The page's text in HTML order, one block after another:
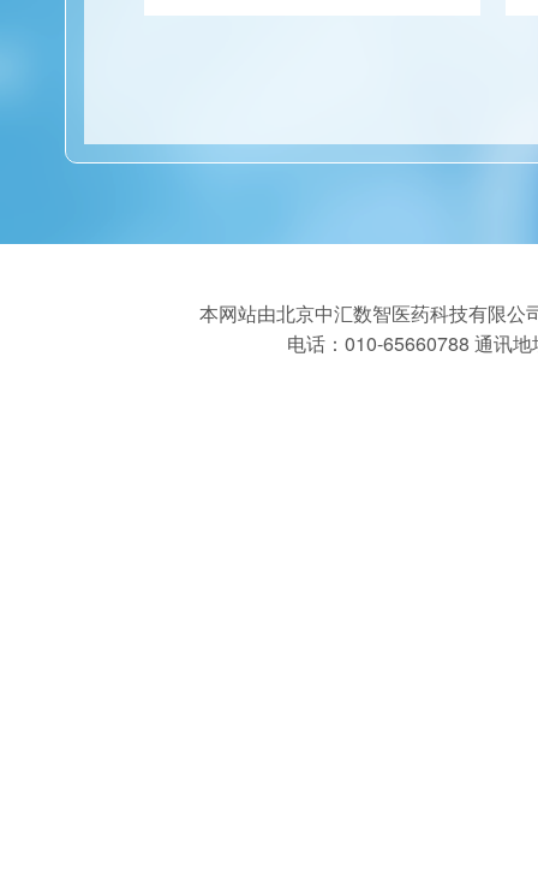
本网站由北京中汇数智医药科技有限
电话：010-65660788 通讯地